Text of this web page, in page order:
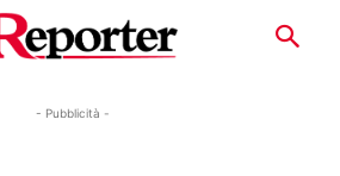
- Pubblicità -